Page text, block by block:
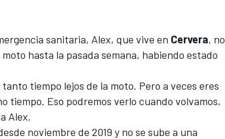
sanitaria, Alex, que vive en Cervera, no
hasta la pasada semana, habiendo estado
tiempo lejos de la moto. Pero a veces eres
tiempo. Eso podremos verlo cuando volvamos,
Alex.
noviembre de 2019 y no se sube a una